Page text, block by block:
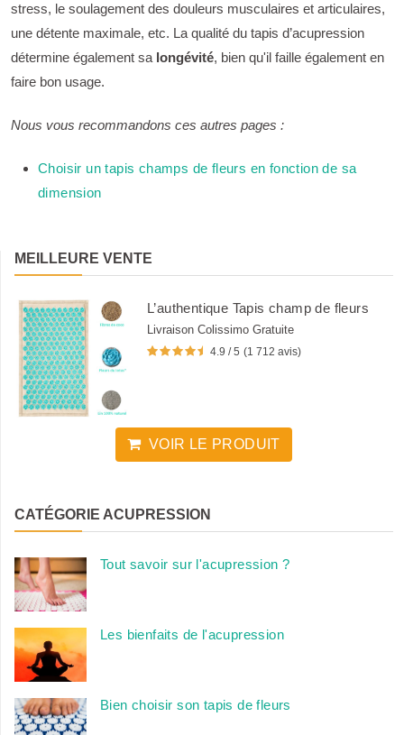
stress, le soulagement des douleurs musculaires et articulaires,
une détente maximale, etc. La qualité du tapis d’acupression
détermine également sa longévité, bien qu'il faille également en
faire bon usage.
Nous vous recommandons ces autres pages :
Choisir un tapis champs de fleurs en fonction de sa
dimension
MEILLEURE VENTE
L’authentique Tapis champ de fleurs
Livraison Colissimo Gratuite
4.9 / 5 (1 712 avis)
VOIR LE PRODUIT
CATÉGORIE ACUPRESSION
Tout savoir sur l'acupression ?
Les bienfaits de l'acupression
Bien choisir son tapis de fleurs